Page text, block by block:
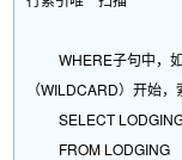
WHERE子句中，如
（WILDCARD）开始
SELECT
FROM LODGING